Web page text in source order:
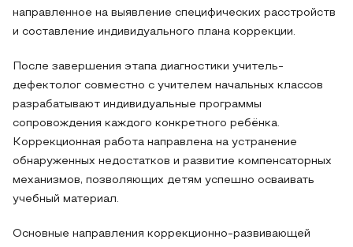
направленное на выявление специфических расстройств
и составление индивидуального плана коррекции.
После завершения этапа диагностики учитель-
дефектолог совместно с учителем начальных классов
разрабатывают индивидуальные программы
сопровождения каждого конкретного ребёнка.
Коррекционная работа направлена на устранение
обнаруженных недостатков и развитие компенсаторных
механизмов, позволяющих детям успешно осваивать
учебный материал.
Основные направления коррекционно-развивающей